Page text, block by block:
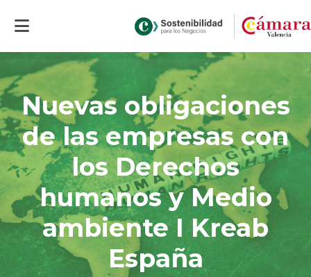
Nuevas obligaciones de las empresas con los
Derechos humanos y Medio ambiente I Kreab España
Nuevas obligaciones
de las empresas con
los Derechos
humanos y Medio
ambiente I Kreab
España